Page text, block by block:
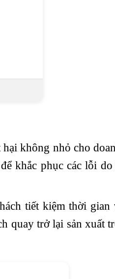
không nhỏ cho
khắc phục các lỗi
tiết kiệm thời gian
quay trở lại sản xuất